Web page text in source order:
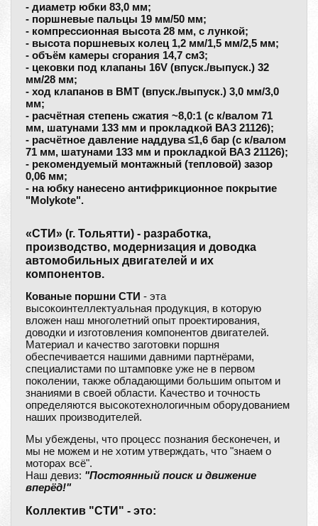
- диаметр юбки 83,0 мм;
- поршневые пальцы 19 мм/50 мм;
- компрессионная высота 28 мм, c лункой;
- высота поршневых колец 1,2 мм/1,5 мм/2,5 мм;
- объём камеры сгорания 14,7 см3;
- цековки под клапаны 16V (впуск./выпуск.) 32
мм/28 мм;
- ход клапанов в ВМТ (впуск./выпуск.) 3,0 мм/3,0
мм;
- расчётная степень сжатия ~8,0:1 (с к/валом 71
мм, шатунами 133 мм и прокладкой ВАЗ 21126);
- расчётное давление наддува ≤1,6 бар (с к/валом
71 мм, шатунами 133 мм и прокладкой ВАЗ 21126);
- рекомендуемый монтажный (тепловой) зазор
0,06 мм;
- на юбку нанесено антифрикционное покрытие
"Molykote".
«СТИ» (г. Тольятти) - разработка,
производство, модернизация и доводка
автомобильных двигателей и их
компонентов.
Кованые поршни СТИ - эта
высокоинтеллектуальная продукция, в которую
вложен наш многолетний опыт проектирования,
доводки и изготовления компонентов двигателей.
Материал и качество заготовки поршня
обеспечивается нашими давними партнёрами,
специалистами по штамповке уже не в первом
поколении, также обладающими большим опытом и
знаниями в своей области. Качество и точность
определяются высокотехнологичным оборудованием
наших производителей.
Мы убеждены, что процесс познания бесконечен, и
мы не можем и не хотим утверждать, что "знаем о
моторах всё".
Наш девиз: "Постоянный поиск и движение
вперёд!"
Коллектив "СТИ" - это: